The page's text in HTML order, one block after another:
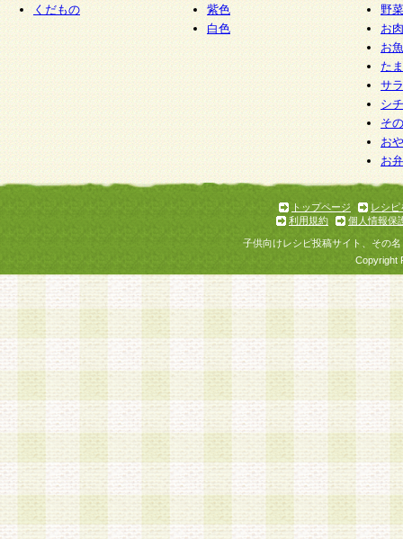
くだもの
紫色
白色
野
お
お
た
サ
シ
そ
お
お
トップページ
レシピ
利用規約
個人情報保
子供向けレシピ投稿サイト、その
Copyright